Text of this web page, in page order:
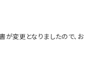
変更となりましたので、お